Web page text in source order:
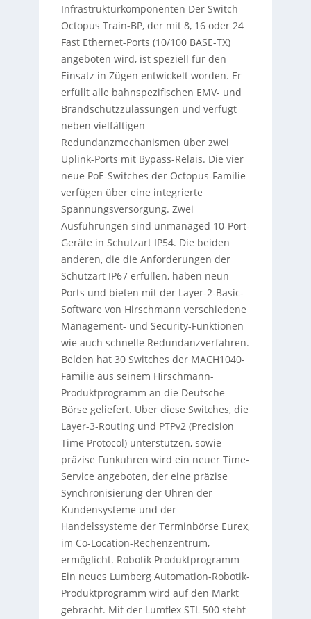
Infrastrukturkomponenten Der Switch
Octopus Train-BP, der mit 8, 16 oder 24
Fast Ethernet-Ports (10/100 BASE-TX)
angeboten wird, ist speziell für den
Einsatz in Zügen entwickelt worden. Er
erfüllt alle bahnspezifischen EMV- und
Brandschutzzulassungen und verfügt
neben vielfältigen
Redundanzmechanismen über zwei
Uplink-Ports mit Bypass-Relais. Die vier
neue PoE-Switches der Octopus-Familie
verfügen über eine integrierte
Spannungsversorgung. Zwei
Ausführungen sind unmanaged 10-Port-
Geräte in Schutzart IP54. Die beiden
anderen, die die Anforderungen der
Schutzart IP67 erfüllen, haben neun
Ports und bieten mit der Layer-2-Basic-
Software von Hirschmann verschiedene
Management- und Security-Funktionen
wie auch schnelle Redundanzverfahren.
Belden hat 30 Switches der MACH1040-
Familie aus seinem Hirschmann-
Produktprogramm an die Deutsche
Börse geliefert. Über diese Switches, die
Layer-3-Routing und PTPv2 (Precision
Time Protocol) unterstützen, sowie
präzise Funkuhren wird ein neuer Time-
Service angeboten, der eine präzise
Synchronisierung der Uhren der
Kundensysteme und der
Handelssysteme der Terminbörse Eurex,
im Co-Location-Rechenzentrum,
ermöglicht. Robotik Produktprogramm
Ein neues Lumberg Automation-Robotik-
Produktprogramm wird auf den Markt
gebracht. Mit der Lumflex STL 500 steht